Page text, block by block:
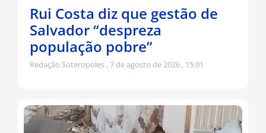
Rui Costa diz que gestão de
Salvador “despreza
população pobre”
Redação Soteropoles 7 de agosto de 2026 15:01